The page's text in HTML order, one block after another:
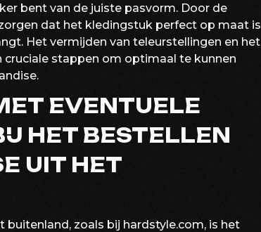
bent van de juiste pasvorm. Door de
dat het kledingstuk perfect op maat is
Het vermijden van teleurstellingen en het
cruciale stappen om optimaal te kunnen
EVENTUELE
HET BESTELLEN
UIT HET
zoals bij hardstyle.com, is het